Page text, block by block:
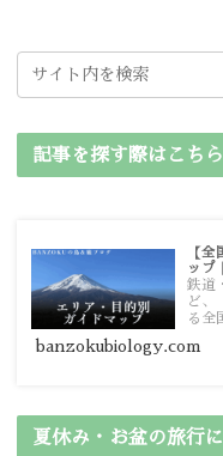
記事を探す際はこちら
【
ップ
鉄道
ど、
る全
ガイ
banzokubiology.com
夏休み・お盆の旅行